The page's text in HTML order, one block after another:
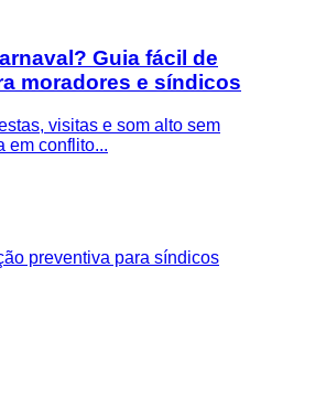
Guia fácil de
moradores e síndicos
visitas e som alto sem
em conflito...